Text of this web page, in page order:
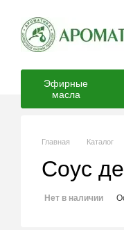
Эфирные
масла
Главная Каталог
Соус
Нет в наличии